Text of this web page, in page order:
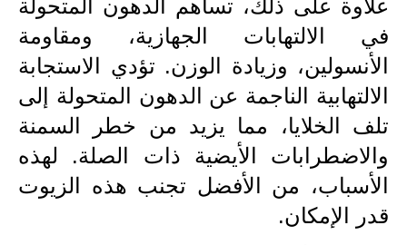
صحة وطب
فن ومشاهير
العامة
علاوة على ذلك، تساهم الدهون المتحولة
في الالتهابات الجهازية، ومقاومة
الأنسولين، وزيادة الوزن. تؤدي الاستجابة
الالتهابية الناجمة عن الدهون المتحولة إلى
تلف الخلايا، مما يزيد من خطر السمنة
والاضطرابات الأيضية ذات الصلة. لهذه
الأسباب، من الأفضل تجنب هذه الزيوت
قدر الإمكان.